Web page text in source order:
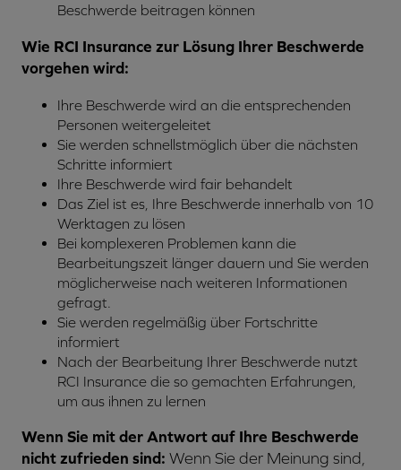
Beschwerde beitragen können
Wie RCI Insurance zur Lösung Ihrer Beschwerde
vorgehen wird:
Ihre Beschwerde wird an die entsprechenden
Personen weitergeleitet
Sie werden schnellstmöglich über die nächsten
Schritte informiert
Ihre Beschwerde wird fair behandelt
Das Ziel ist es, Ihre Beschwerde innerhalb von 10
Werktagen zu lösen
Bei komplexeren Problemen kann die
Bearbeitungszeit länger dauern und Sie werden
möglicherweise nach weiteren Informationen
gefragt.
Sie werden regelmäßig über Fortschritte
informiert
Nach der Bearbeitung Ihrer Beschwerde nutzt
RCI Insurance die so gemachten Erfahrungen,
um aus ihnen zu lernen
Wenn Sie mit der Antwort auf Ihre Beschwerde
nicht zufrieden sind: Wenn Sie der Meinung sind,